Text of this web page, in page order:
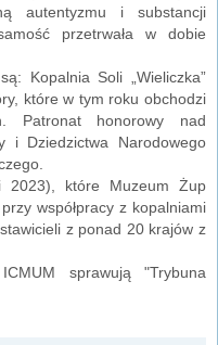
autentyzmu i substancji
przetrwała w dobie
Kopalnia Soli „Wieliczka”
które w tym roku obchodzi
Patronat honorowy nad
i Dziedzictwa Narodowego
2023), które Muzeum Żup
współpracy z kopalniami
z ponad 20 krajów z
sprawują "Trybuna